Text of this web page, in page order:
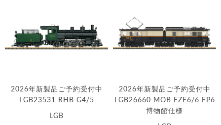
2026年新製品ご予約受付中
LGB23531 RHB G4/5
LGB
2026年新製品ご予約受付中
LGB26660 MOB FZE6/6 EP6
博物館仕様